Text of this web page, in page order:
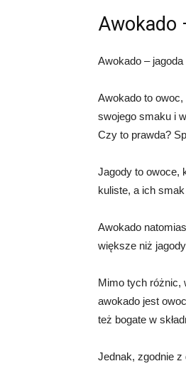
Awokado
Awokado –
Awokado to
swojego smaku i
Czy to prawda?
Jagody to owoce,
kuliste, a ich
Awokado
większe niż
Mimo tych różnic,
awokado jest
też bogate w
Jednak, zgodnie z